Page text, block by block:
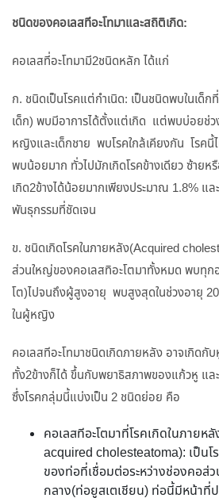
ชนิดของคอเลสทีอะโทมาและสถิติเกิด:
คอเลสที่อะโทมามี2ชนิดหลัก ได้แก่
ก. ชนิดเป็นโรคแต่กำเนิด: เป็นชนิดพบในเด็ก
เด็ก) พบมีอาการได้ตั้งแต่เกิด แต่พบบ่อยช่
หญิงและเด็กชาย พบโรคใกล้เคียงกัน โรคนี้
พบน้อยมาก ทั่วไปมักเกิดโรคข้างเดียว ซ้ายห
เกิด2ข้างได้น้อยมากเพียงประมาณ 1.8% แ
พันธุกรรมที่ชัดเจน
ข. ชนิดเกิดโรคในภายหลัง(Acquired
ส่วนใหญ่ของคอเลสทิอะโตมาทั้งหมด พบทุก
โต)ไปจนถึงผู้สูงอายุ พบสูงสุดในช่วงอายุ
ในผู้หญิง
คอเลสทีอะโทมาชนิดเกิดภายหลัง อาจเกิดกั
ทั้ง2ข้างก็ได้ ขึ้นกับพยาธิสภาพของแก้วหู แล
ซึ่งโรคกลุ่มนี้แบ่งเป็น 2 ชนิดย่อย คือ
คอเลสทีอะโตมาที่โรคเกิดในภาย
acquired cholesteatoma): เป็น
ของท่อที่เชื่อมต่อระหว่างช่องคอส่
กลาง(ท่อยูสเตเชียน) ท่อนี้มีหน้าที่